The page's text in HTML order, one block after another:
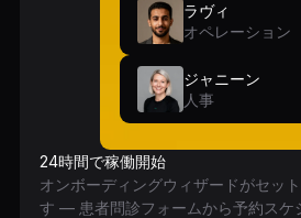
ラヴィ
オペレーション
ジャニーン
人事
24時間で稼働開始
オンボーディングウィザードがセッ
す — 患者問診フォームから予約ス